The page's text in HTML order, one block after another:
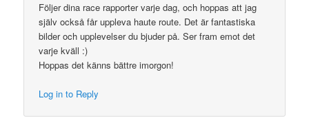
Följer dina race rapporter varje dag, och hoppas att jag
själv också får uppleva haute route. Det är fantastiska
bilder och upplevelser du bjuder på. Ser fram emot det
varje kväll :)
Hoppas det känns bättre imorgon!
Log in to Reply